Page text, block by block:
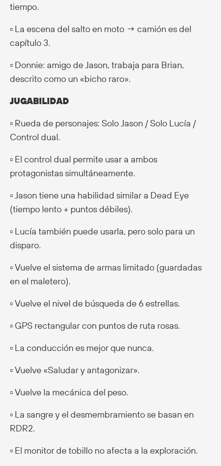
tiempo.
▫️ La escena del salto en moto → camión es del
capítulo 3.
▫️ Donnie: amigo de Jason, trabaja para Brian,
descrito como un «bicho raro».
JUGABILIDAD
▫️ Rueda de personajes: Solo Jason / Solo Lucía /
Control dual.
▫️ El control dual permite usar a ambos
protagonistas simultáneamente.
▫️ Jason tiene una habilidad similar a Dead Eye
(tiempo lento + puntos débiles).
▫️ Lucía también puede usarla, pero solo para un
disparo.
▫️ Vuelve el sistema de armas limitado (guardadas
en el maletero).
▫️ Vuelve el nivel de búsqueda de 6 estrellas.
▫️ GPS rectangular con puntos de ruta rosas.
▫️ La conducción es mejor que nunca.
▫️ Vuelve «Saludar y antagonizar».
▫️ Vuelve la mecánica del peso.
▫️ La sangre y el desmembramiento se basan en
RDR2.
▫️ El monitor de tobillo no afecta a la exploración.